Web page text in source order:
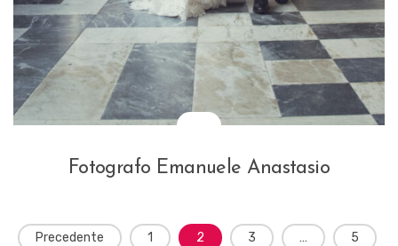
Fotografo Emanuele Anastasio
Precedente 1 2 3 …
5